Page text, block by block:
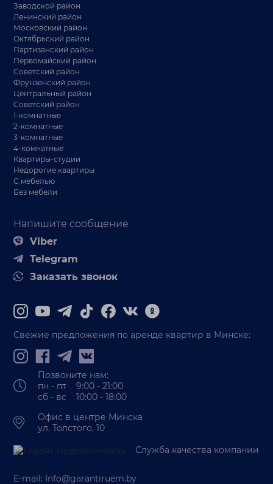
Напишите сообщение
Viber
Telegram
Заказать звонок
Заводской район
Ленинский район
Московский район
Октябрьский район
Партизанский район
Первомайский район
Советский район
Фрунзенский район
Центральный район
Советский район
1-комнатные
2-комнатные
3-комнатные
4-комнатные
Квартиры-студии
Недорогие квартиры
С мебелью
Без мебели
Свежие предложения по аренде квартир в Минске:
Позвоните нам:
пн - пт 9:00 - 21:00
сб - вс 10:00 - 18:00
Офис в центре Минска
ул. Толстого, 10
Служба качества компании
E-mail: Info@garantiruem.by